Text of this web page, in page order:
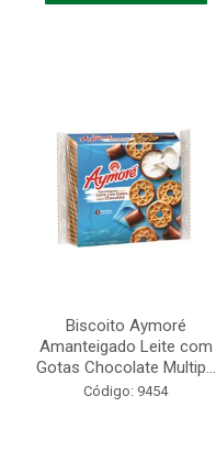
Biscoito Aymoré
Amanteigado Leite com
Gotas Chocolate Multip...
Código: 9454